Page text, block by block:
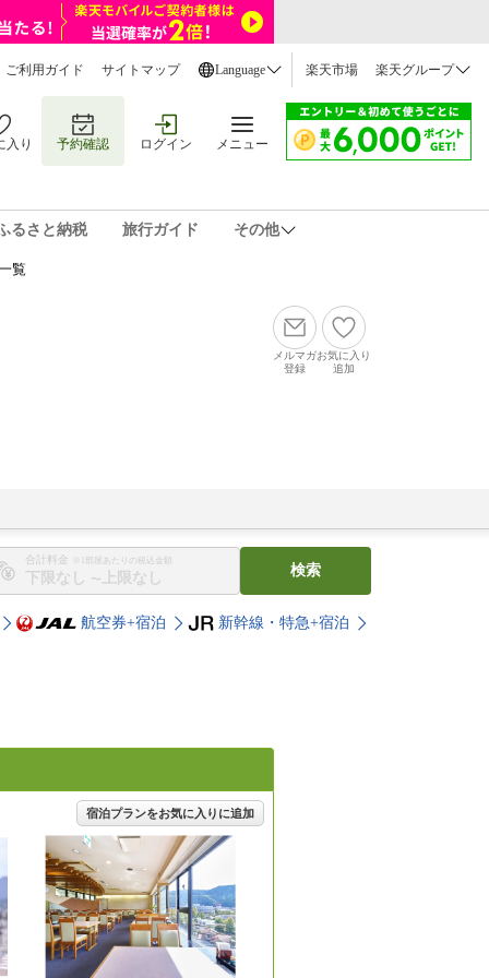
ご利用ガイド サイトマップ Language 楽天市場 楽天グループ
入り 予約確認 ログイン メニュー
るさと納税 旅行ガイド その他
覧
メルマガ
登録
お気に入り
追加
合計料金 ※1部屋あたりの税込金額
〜
検索
航空券+宿泊 新幹線・特急+宿泊
宿泊プランをお気に入りに追加